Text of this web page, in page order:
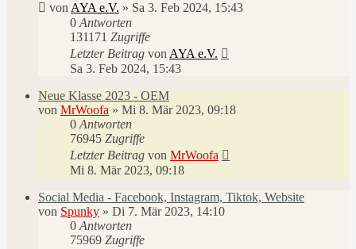
von AYA e.V. » Sa 3. Feb 2024, 15:43
0 Antworten
131171 Zugriffe
Letzter Beitrag von AYA e.V.
Sa 3. Feb 2024, 15:43
Neue Klasse 2023 - OEM
von MrWoofa » Mi 8. Mär 2023, 09:18
0 Antworten
76945 Zugriffe
Letzter Beitrag von MrWoofa
Mi 8. Mär 2023, 09:18
Social Media - Facebook, Instagram, Tiktok, Website
von Spunky » Di 7. Mär 2023, 14:10
0 Antworten
75969 Zugriffe